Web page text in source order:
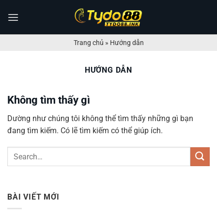
qua
Trang chủ » Hướng dẫn
HƯỚNG DẪN
Không tìm thấy gì
Dường như chúng tôi không thể tìm thấy những gì bạn
đang tìm kiếm. Có lẽ tìm kiếm có thể giúp ích.
BÀI VIẾT MỚI